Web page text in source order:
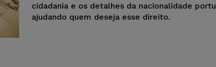
cidadania e os detalhes da nacionalidade
ajudando quem deseja esse direito.